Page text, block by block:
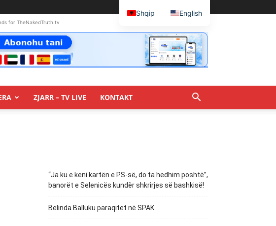
for TheNakedTruth.tv
ZJARR – TV LIVE KONTAKT
“Ja ku e keni kartën e PS-së, do ta hedhim poshtë”,
banorët e Selenicës kundër shkrirjes së bashkisë!
Belinda Balluku paraqitet në SPAK
Shqip English